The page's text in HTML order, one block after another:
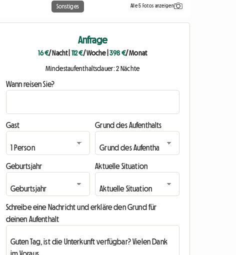
Sonstiges Alle 5 Fotos anzeigen
Anfrage
16 €/ Nacht| 112 €/ Woche|398 €/ Monat
Mindestaufenthaltsdauer: 2 Nächte
Wann reisen Sie?
Gast Grund des Aufenthalts
Geburtsjahr Aktuelle Situation
Schreibe eine Nachricht und erkläre den Grund für
deinen Aufenthalt